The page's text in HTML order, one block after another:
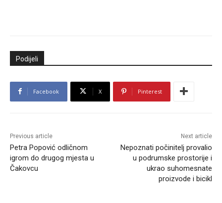
Podijeli
Facebook X Pinterest
Previous article
Petra Popović odličnom
igrom do drugog mjesta u
Čakovcu
Next article
Nepoznati počinitelj provalio
u podrumske prostorije i
ukrao suhomesnate
proizvode i bicikl